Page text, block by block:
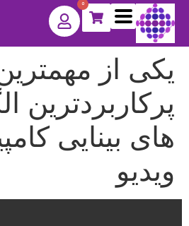
0
یکی از
پرکاربردترین
های بینایی
ویدیو